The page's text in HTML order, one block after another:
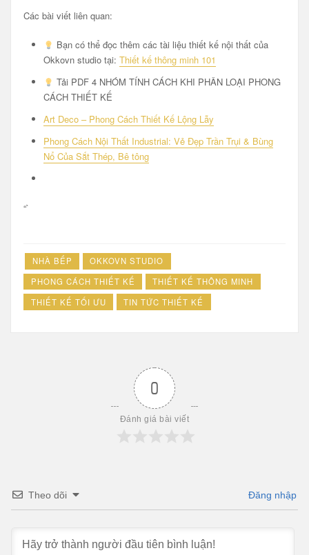
Các bài viết liên quan:
Bạn có thể đọc thêm các tài liệu thiết kế nội thất của
Okkovn studio tại:Thiết kế thông minh 101
Tải PDF 4 NHÓM TÍNH CÁCH KHI PHÂN LOẠI PHONG
CÁCH THIẾT KẾ
Art Deco – Phong Cách Thiết Kế Lộng Lẫy
Phong Cách Nội Thất Industrial: Vẻ Đẹp Trần Trụi & Bùng
Nổ Của Sắt Thép, Bê tông
“`
NHÀ BẾP
OKKOVN STUDIO
PHONG CÁCH THIẾT KẾ
THIẾT KẾ THÔNG MINH
THIẾT KẾ TỐI ƯU
TIN TỨC THIẾT KẾ
0
Đánh giá bài viết
Theo dõi Đăng nhập